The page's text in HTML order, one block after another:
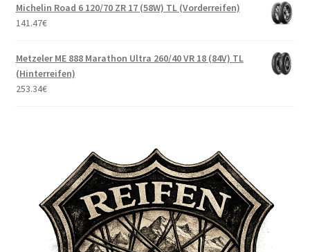
Michelin Road 6 120/70 ZR 17 (58W) TL (Vorderreifen)
141.47€
Metzeler ME 888 Marathon Ultra 260/40 VR 18 (84V) TL
(Hinterreifen)
253.34€